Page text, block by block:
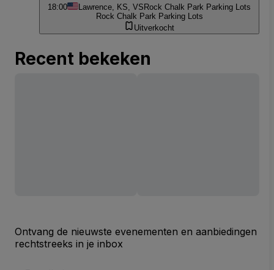
18:00 Lawrence, KS, VS Rock Chalk Park Parking Lots
Rock Chalk Park Parking Lots
Uitverkocht
Recent bekeken
Ontvang de nieuwste evenementen en aanbiedingen
rechtstreeks in je inbox